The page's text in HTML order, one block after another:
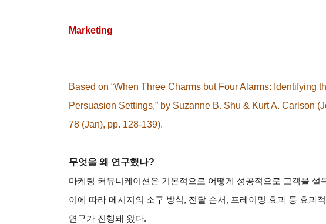
Marketing
Based on “When Three Charms but Four Alarms: Identifying
Persuasion Settings,” by Suzanne B. Shu & Kurt A. Carlson
78 (Jan), pp. 128-139).
무엇을 왜 연구했나?
마케팅 커뮤니케이션은 기본적으로 어떻게 성공적으로 고객을 설
이에 따라 메시지의 소구 방식, 전달 순서, 프레이밍 효과 등 효과
연구가 진행돼 왔다.